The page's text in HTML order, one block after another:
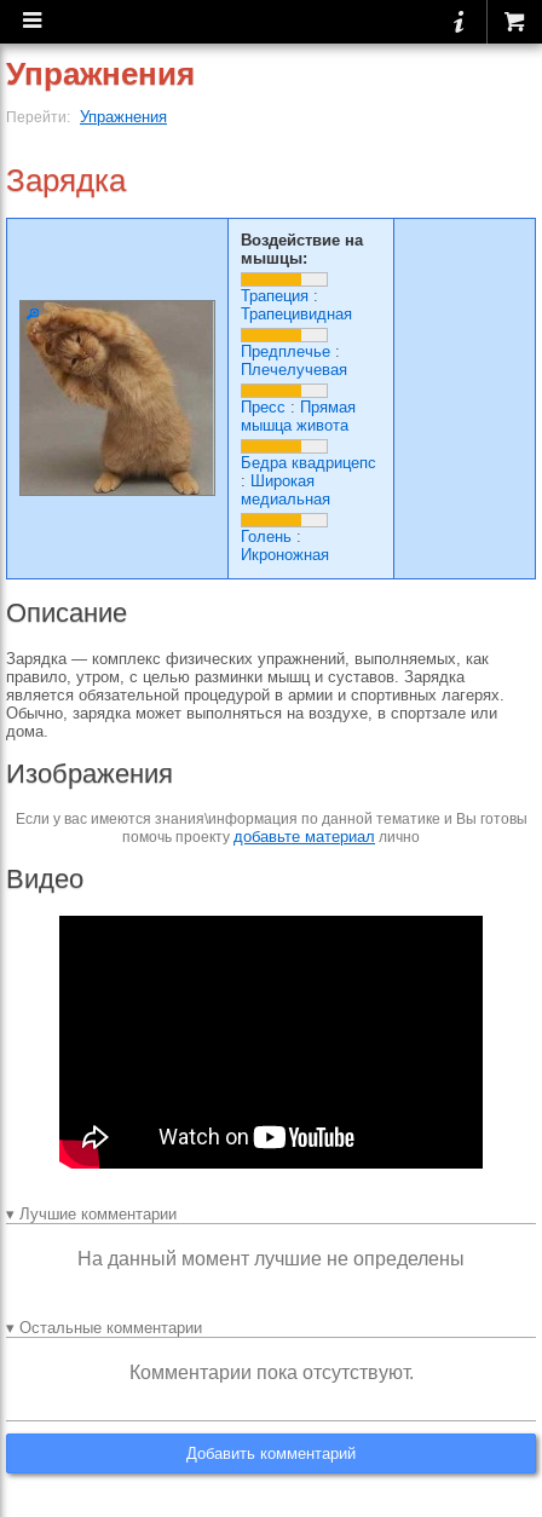
Упражнения
Перейти: Упражнения
Зарядка
Воздействие на
мышцы:
Трапеция :
Трапецивидная
Предплечье :
Плечелучевая
Пресс : Прямая
мышца живота
Бедра квадрицепс
: Широкая
медиальная
Голень :
Икроножная
Описание
Зарядка — комплекс физических упражнений, выполняемых, как
правило, утром, с целью разминки мышц и суставов. Зарядка
является обязательной процедурой в армии и спортивных лагерях.
Обычно, зарядка может выполняться на воздухе, в спортзале или
дома.
Изображения
Если у вас имеются знания\информация по данной тематике и Вы готовы
помочь проекту добавьте материал лично
Видео
▾ Лучшие комментарии
На данный момент лучшие не определены
▾ Остальные комментарии
Комментарии пока отсутствуют.
Добавить комментарий